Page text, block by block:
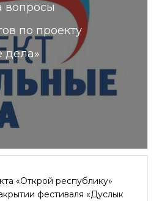
вопросы
по проекту
дела»
«Открой республику»
фестиваля «Дуслык